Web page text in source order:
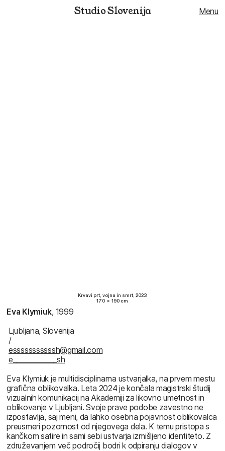
Studio Slovenija Menu
Krvavi prt, vojna in smrt, 2023
170 × 190 cm
Eva Klymiuk, 1999
Ljubljana, Slovenija
/
esssssssssssh@gmail.com
e_____________sh
Eva Klymiuk je multidisciplinarna ustvarjalka, na prvem mestu
grafična oblikovalka. Leta 2024 je končala magistrski študij
vizualnih komunikacij na Akademiji za likovno umetnost in
oblikovanje v Ljubljani. Svoje prave podobe zavestno ne
izpostavlja, saj meni, da lahko osebna pojavnost oblikovalca
preusmeri pozornost od njegovega dela. K temu pristopa s
kančkom satire in sami sebi ustvarja izmišljeno identiteto. Z
združevanjem več področij bodri k odpiranju dialogov v